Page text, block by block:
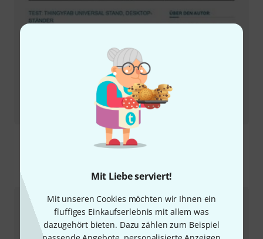
Mit Liebe serviert!
Mit unseren Cookies möchten wir Ihnen ein
fluffiges Einkaufserlebnis mit allem was
dazugehört bieten. Dazu zählen zum Beispiel
So erreichen Sie uns
Kundenservice